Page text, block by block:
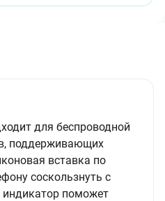
для беспроводной
поддерживающих
вставка по
соскользнуть с
индикатор поможет